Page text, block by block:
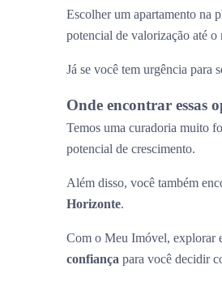
Escolher um apartamento na
potencial de valorização até o
Já se você tem urgência para
Onde encontrar essas
Temos uma curadoria muito
potencial de crescimento.
Além disso, você também
Horizonte.
Com o Meu Imóvel, explorar
confiança para você decidir